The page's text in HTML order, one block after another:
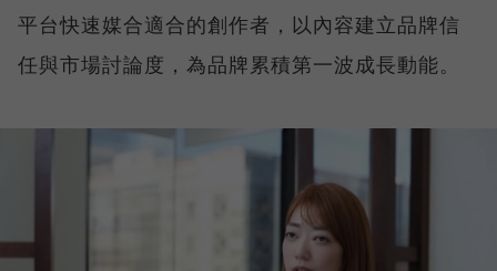
平台快速媒合適合的創作者，以內容建立品牌信
任與市場討論度，為品牌累積第一波成長動能。